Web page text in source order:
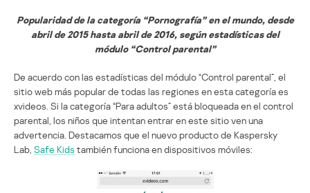
Popularidad de la categoría “Pornografía” en el mundo, desde
abril de 2015 hasta abril de 2016, según estadísticas del
módulo “Control parental”
De acuerdo con las estadísticas del módulo “Control parental”, el
sitio web más popular de todas las regiones en esta categoría es
xvideos. Si la categoría “Para adultos” está bloqueada en el control
parental, los niños que intentan entrar en este sitio ven una
advertencia. Destacamos que el nuevo producto de Kaspersky
Lab, Safe Kids también funciona en dispositivos móviles: